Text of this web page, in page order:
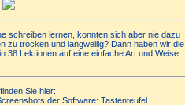
schreiben lernen, konnten sich aber nie dazu
zu trocken und langweilig? Dann haben wir die
38 Lektionen auf eine einfache Art und Weise
Sie hier: